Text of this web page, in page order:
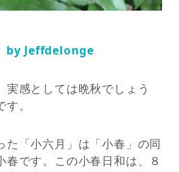
by Jeffdelonge
実感としては晩秋でしょう
。
た「小六月」は「小春」の同
です。この小春日和は、８